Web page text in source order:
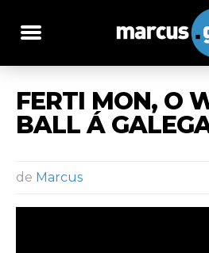
FERTI MON, O
BALL Á
de Marcus